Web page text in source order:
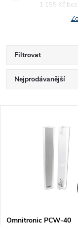
1 155 Kč
Filtrovat
Ř
a
Nejprodávanější
s
Omnitronic PCW-40